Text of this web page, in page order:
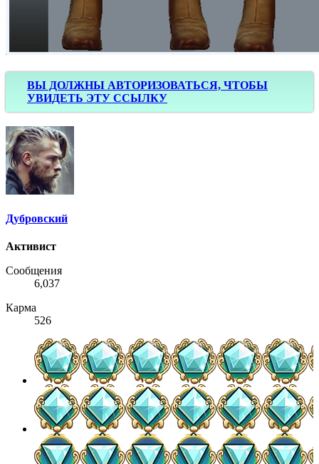
ВЫ ДОЛЖНЫ АВТОРИЗОВАТЬСЯ, ЧТОБЫ
УВИДЕТЬ ЭТУ ССЫЛКУ
Дубровский
Активист
Сообщения
6,037
Карма
526